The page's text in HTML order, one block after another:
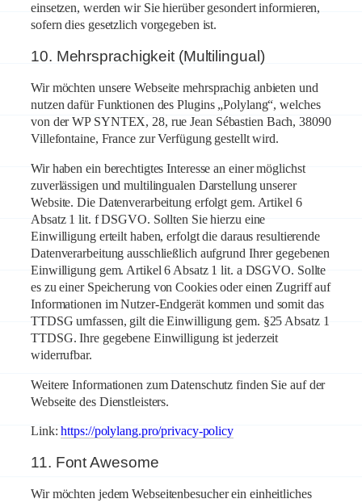
einsetzen, werden wir Sie hierüber gesondert informieren,
sofern dies gesetzlich vorgegeben ist.
10. Mehrsprachigkeit (Multilingual)
Wir möchten unsere Webseite mehrsprachig anbieten und
nutzen dafür Funktionen des Plugins „Polylang“, welches
von der WP SYNTEX, 28, rue Jean Sébastien Bach, 38090
Villefontaine, France zur Verfügung gestellt wird.
Wir haben ein berechtigtes Interesse an einer möglichst
zuverlässigen und multilingualen Darstellung unserer
Website. Die Datenverarbeitung erfolgt gem. Artikel 6
Absatz 1 lit. f DSGVO. Sollten Sie hierzu eine
Einwilligung erteilt haben, erfolgt die daraus resultierende
Datenverarbeitung ausschließlich aufgrund Ihrer gegebenen
Einwilligung gem. Artikel 6 Absatz 1 lit. a DSGVO. Sollte
es zu einer Speicherung von Cookies oder einen Zugriff auf
Informationen im Nutzer-Endgerät kommen und somit das
TTDSG umfassen, gilt die Einwilligung gem. §25 Absatz 1
TTDSG. Ihre gegebene Einwilligung ist jederzeit
widerrufbar.
Weitere Informationen zum Datenschutz finden Sie auf der
Webseite des Dienstleisters.
Link:https://polylang.pro/privacy-policy
11. Font Awesome
Wir möchten jedem Webseitenbesucher ein einheitliches